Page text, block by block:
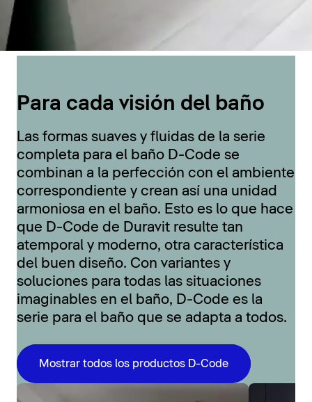
Para cada visión del baño
Las formas suaves y fluidas de la serie
completa para el baño D-Code se
combinan a la perfección con el ambiente
correspondiente y crean así una unidad
armoniosa en el baño. Esto es lo que hace
que D-Code de Duravit resulte tan
atemporal y moderno, otra característica
del buen diseño. Con variantes y
soluciones para todas las situaciones
imaginables en el baño, D-Code es la
serie para el baño que se adapta a todos.
Mostrar todos los productos D-Code